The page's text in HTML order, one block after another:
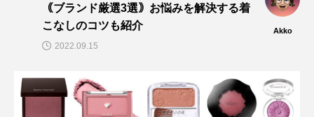
｟ブランド厳選3選｠お悩みを解決する着
こなしのコツも紹介
Akko
2022.09.15